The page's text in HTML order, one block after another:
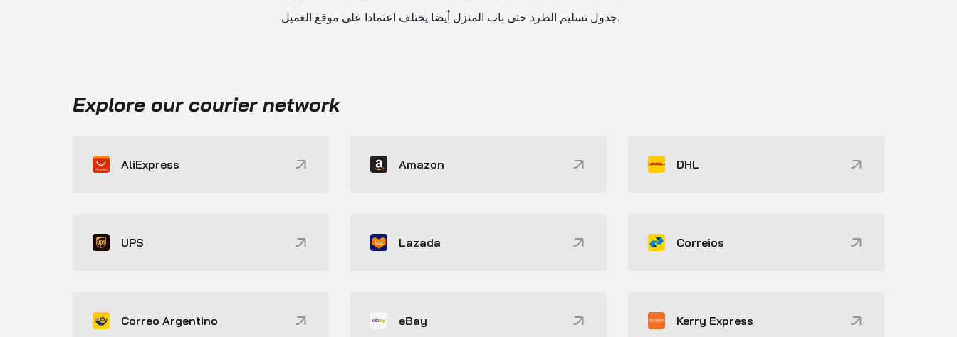
جدول تسليم الطرد حتى باب المنزل أيضا يختلف اعتمادا على موقع العميل.
Explore our courier network
AliExpress Amazon DHL
UPS Lazada Correios
Correo Argentino eBay Kerry Express